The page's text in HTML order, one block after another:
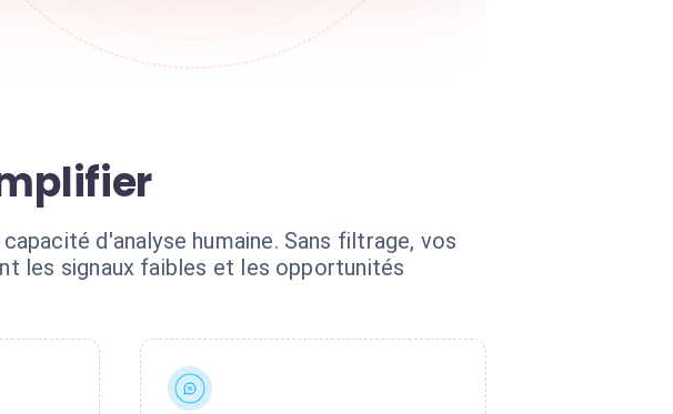
d'analyse humaine. Sans filtrage, vos
les signaux faibles et les opportunités